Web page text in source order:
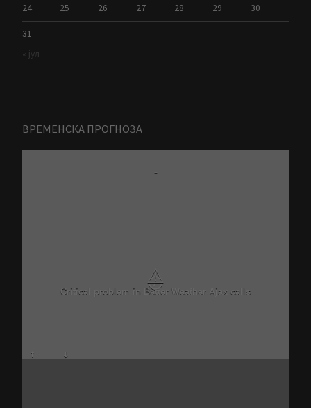
24 25 26 27 28 29 30
31
« јул
ВРЕМЕНСКА ПРОГНОЗА
-